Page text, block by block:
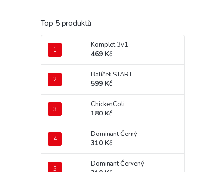
Top 5 produktů
Komplet 3v1
469 Kč
Balíček START
599 Kč
ChickenColi
180 Kč
Dominant Černý
310 Kč
Dominant Červený